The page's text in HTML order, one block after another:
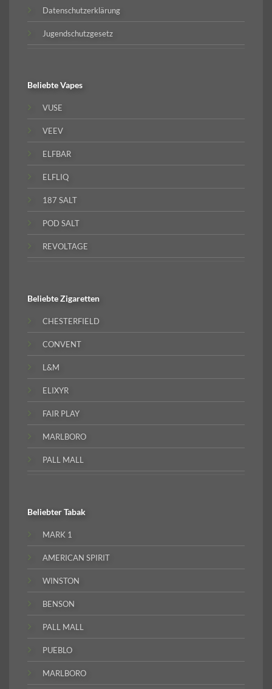
Datenschutzerklärung
Jugendschutzgesetz
BeliebteVapes
VUSE
VEEV
ELFBAR
ELFLIQ
187 SALT
POD SALT
REVOLTAGE
BeliebteZigaretten
CHESTERFIELD
CONVENT
L&M
ELIXYR
FAIR PLAY
MARLBORO
PALL MALL
BeliebterTabak
MARK 1
AMERICAN SPIRIT
WINSTON
BENSON
PALL MALL
PUEBLO
MARLBORO